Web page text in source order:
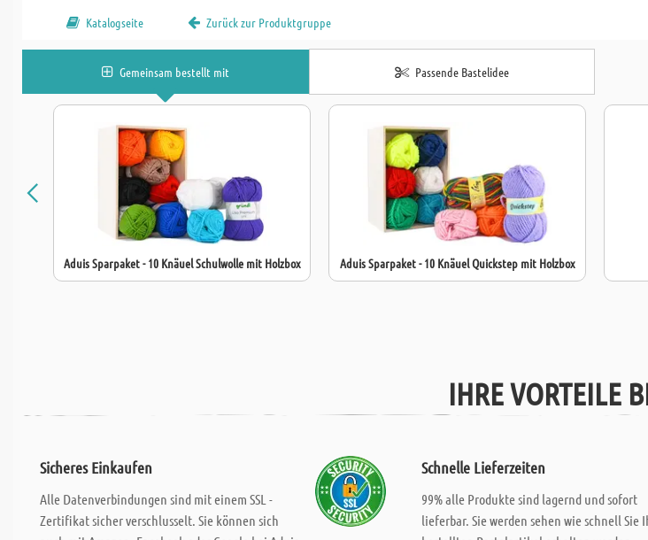
Katalogseite Zurück zur Produktgruppe
Gemeinsam bestellt mit Passende Bastelidee
Aduis Sparpaket - 10 Knäuel Schulwolle mit Holzbox Aduis Sparpaket - 10 Knäuel Quickstep mit Holzbox
IHRE VORTEILE
Sicheres Einkaufen
Alle Datenverbindungen sind mit einem SSL -
Zertifikat sicher verschlusselt. Sie können sich
Schnelle Lieferzeiten
99% alle Produkte sind lagernd und sofort
lieferbar. Sie werden sehen wie schnell Sie